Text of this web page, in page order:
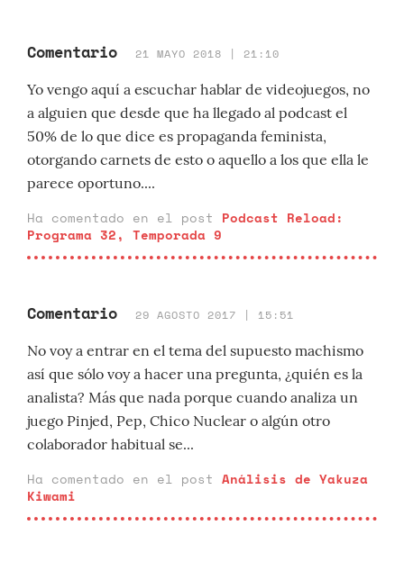
Comentario 21 MAYO 2018 | 21:10
Yo vengo aquí a escuchar hablar de videojuegos, no
a alguien que desde que ha llegado al podcast el
50% de lo que dice es propaganda feminista,
otorgando carnets de esto o aquello a los que ella le
parece oportuno....
Ha comentado en el post Podcast Reload:
Programa 32, Temporada 9
Comentario 29 AGOSTO 2017 | 15:51
No voy a entrar en el tema del supuesto machismo
así que sólo voy a hacer una pregunta, ¿quién es la
analista? Más que nada porque cuando analiza un
juego Pinjed, Pep, Chico Nuclear o algún otro
colaborador habitual se...
Ha comentado en el post Análisis de Yakuza
Kiwami